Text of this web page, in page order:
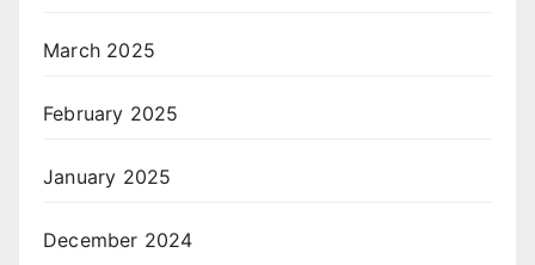
March 2025
February 2025
January 2025
December 2024